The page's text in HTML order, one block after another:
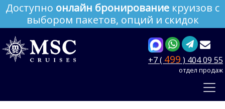
Доступно онлайн бронирование круизов с
выбором пакетов, опций и скидок
+7 ( 499 ) 404 09 55
отдел продаж